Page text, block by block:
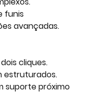
funis
avançadas.
cliques.
estruturados.
suporte próximo